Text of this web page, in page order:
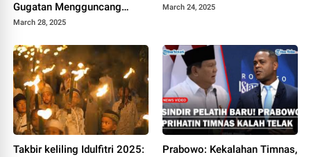
Gugatan Mengguncang
Indonesia!
March 28, 2025
March 24, 2025
Takbir keliling Idulfitri 2025:
Prabowo: Kekalahan Timnas,